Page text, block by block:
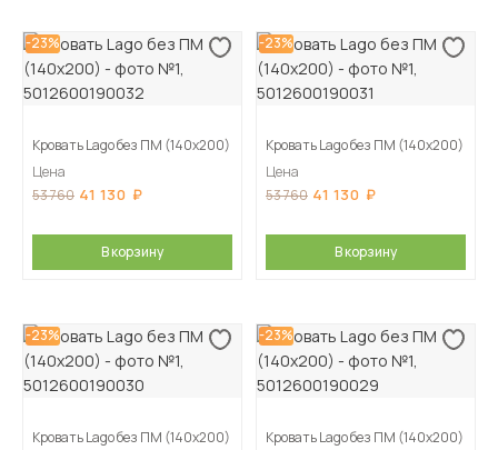
-23%
Кровать Lago без ПМ (140х200)
Цена
53 760 41 130
В корзину
-23%
Кровать Lago без ПМ (140х200)
Цена
53 760 41 130
В корзину
-23%
Кровать Lago без ПМ (140х200)
-23%
Кровать Lago без ПМ (140х200)